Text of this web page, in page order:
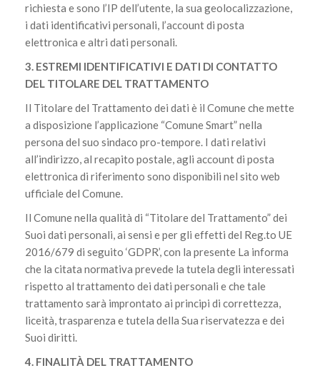
richiesta e sono l’IP dell’utente, la sua geolocalizzazione,
i dati identificativi personali, l’account di posta
elettronica e altri dati personali.
3. ESTREMI IDENTIFICATIVI E DATI DI CONTATTO
DEL TITOLARE DEL TRATTAMENTO
Il Titolare del Trattamento dei dati è il Comune che mette
a disposizione l’applicazione “Comune Smart” nella
persona del suo sindaco pro-tempore. I dati relativi
all’indirizzo, al recapito postale, agli account di posta
elettronica di riferimento sono disponibili nel sito web
ufficiale del Comune.
Il Comune nella qualità di “Titolare del Trattamento” dei
Suoi dati personali, ai sensi e per gli effetti del Reg.to UE
2016/679 di seguito ‘GDPR’, con la presente La informa
che la citata normativa prevede la tutela degli interessati
rispetto al trattamento dei dati personali e che tale
trattamento sarà improntato ai principi di correttezza,
liceità, trasparenza e tutela della Sua riservatezza e dei
Suoi diritti.
4. FINALITÀ DEL TRATTAMENTO